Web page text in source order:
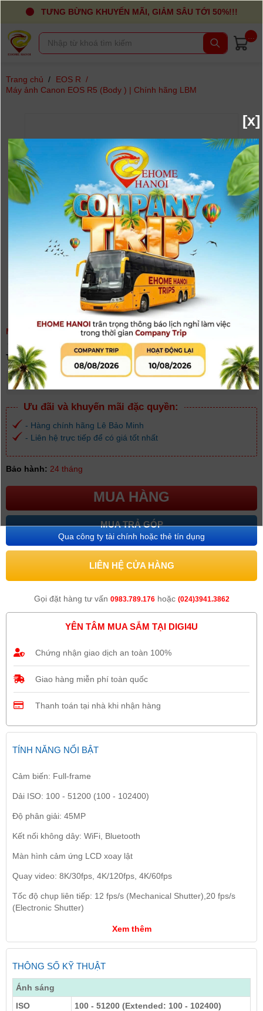
TƯNG BỪNG KHUYẾN MÃI, GIẢM SÂU TỚI 50%!!!
Trang chủ / EOS R /
Máy ảnh Canon EOS R5 (Body ) | Chính hãng LBM
MÁY ẢNH CANON EOS R5 (BODY ) | CHÍNH HÃNG LBM
(0người đánh giá)
Tình trạng:
Có hàng
Giá khuyến mại: 103.000.000đ
Ưu đãi và khuyến mãi đặc quyền:
- Hàng chính hãng Lê Bảo Minh
- Liên hệ trực tiếp để có giá tốt nhất
Bảo hành: 24 tháng
MUA HÀNG
MUA TRẢ GÓP
Qua công ty tài chính hoặc thẻ tín dụng
LIÊN HỆ CỬA HÀNG
Gọi đặt hàng tư vấn 0983.789.176hoặc (024)3941.3862
YÊN TÂM MUA SẮM TẠI DIGI4U
Chứng nhận giao dịch an toàn 100%
Giao hàng miễn phí toàn quốc
Thanh toán tại nhà khi nhận hàng
TÍNH NĂNG NỔI BẬT
Cảm biến: Full-frame
Dải ISO: 100 - 51200 (100 - 102400)
Độ phân giải: 45MP
Kết nối không dây: WiFi, Bluetooth
Màn hình cảm ứng LCD xoay lật
Quay video: 8K/30fps, 4K/120fps, 4K/60fps
Tốc độ chụp liên tiếp: 12 fps/s (Mechanical Shutter),20 fps/s
(Electronic Shutter)
Xem thêm
THÔNG SỐ KỸ THUẬT
Ánh sáng
ISO
100 - 51200 (Extended: 100 - 102400)
[x]